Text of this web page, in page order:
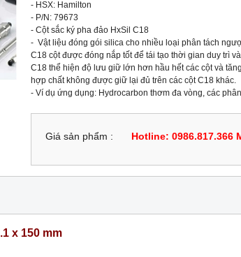
- HSX: Hamilton
- P/N: 79673
- Cột sắc ký pha đảo HxSil C18
-  Vật liệu đóng gói silica cho nhiều loại phân tách
C18 cột được đóng nắp tốt để tái tạo thời gian duy trì
C18 thể hiện độ lưu giữ lớn hơn hầu hết các cột và
hợp chất không được giữ lại đủ trên các cột C18 khác.
- Ví dụ ứng dụng: Hydrocarbon thơm đa vòng, các
Giá sản phẩm : Hotline: 0986.817.366
x 150 mm